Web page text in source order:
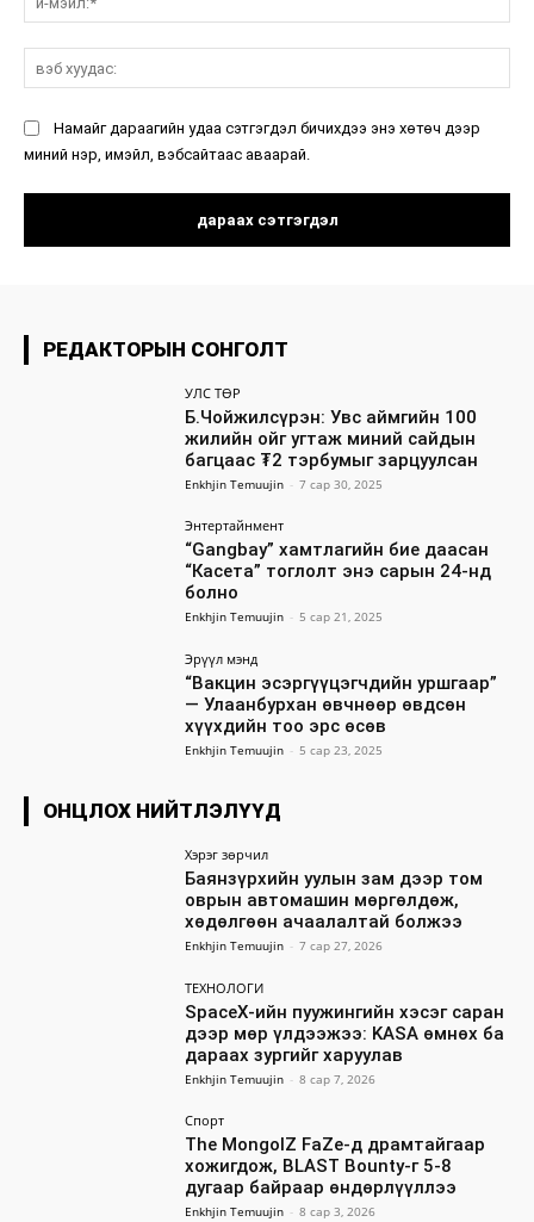
Намайг дараагийн удаа сэтгэгдэл бичихдээ энэ хөтөч дээр
миний нэр, имэйл, вэбсайтаас аваарай.
РЕДАКТОРЫН СОНГОЛТ
УЛС ТӨР
Б.Чойжилсүрэн: Увс аймгийн 100
жилийн ойг угтаж миний сайдын
багцаас ₮2 тэрбумыг зарцуулсан
Enkhjin Temuujin - 7 сар 30, 2025
Энтертайнмент
“Gangbay” хамтлагийн бие даасан
“Касета” тоглолт энэ сарын 24-нд
болно
Enkhjin Temuujin - 5 сар 21, 2025
Эрүүл мэнд
“Вакцин эсэргүүцэгчдийн уршгаар”
— Улаанбурхан өвчнөөр өвдсөн
хүүхдийн тоо эрс өсөв
Enkhjin Temuujin - 5 сар 23, 2025
ОНЦЛОХ НИЙТЛЭЛҮҮД
Хэрэг зөрчил
Баянзүрхийн уулын зам дээр том
оврын автомашин мөргөлдөж,
хөдөлгөөн ачаалалтай болжээ
Enkhjin Temuujin - 7 сар 27, 2026
ТЕХНОЛОГИ
SpaceX-ийн пуужингийн хэсэг саран
дээр мөр үлдээжээ: KASA өмнөх ба
дараах зургийг харуулав
Enkhjin Temuujin - 8 сар 7, 2026
Спорт
The MongolZ FaZe-д драмтайгаар
хожигдож, BLAST Bounty-г 5-8
дугаар байраар өндөрлүүллээ
Enkhjin Temuujin - 8 сар 3, 2026